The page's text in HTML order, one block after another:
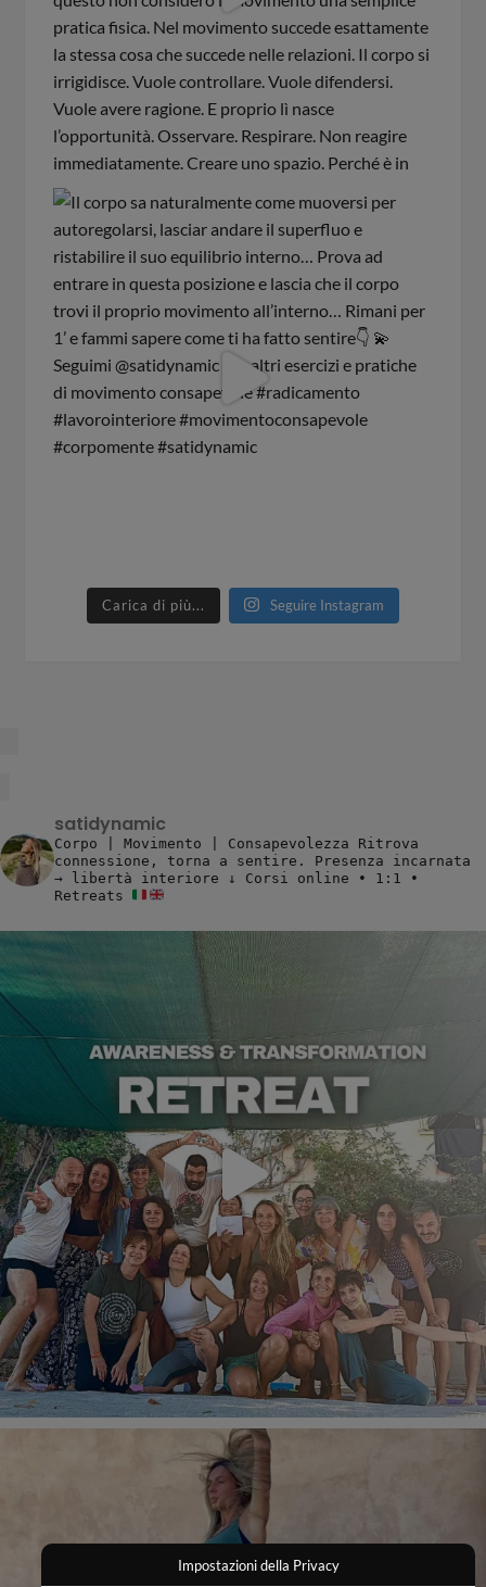
Carica di più... Seguire Instagram
satidynamic
Corpo | Movimento | Consapevolezza Ritrova
connessione, torna a sentire.
Presenza incarnata
→ libertà interiore ↓ Corsi online • 1:1 •
Retreats
Impostazioni della Privacy